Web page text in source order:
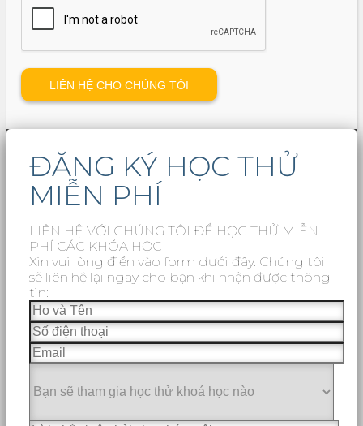
ĐĂNG KÝ HỌC THỬ
MIỄN PHÍ
LIÊN HỆ VỚI CHÚNG TÔI ĐỂ HỌC THỬ MIỄN
PHÍ CÁC KHÓA HỌC
Xin vui lòng điền vào form dưới đây. Chúng tôi
sẽ liên hệ lại ngay cho bạn khi nhận được thông
tin: